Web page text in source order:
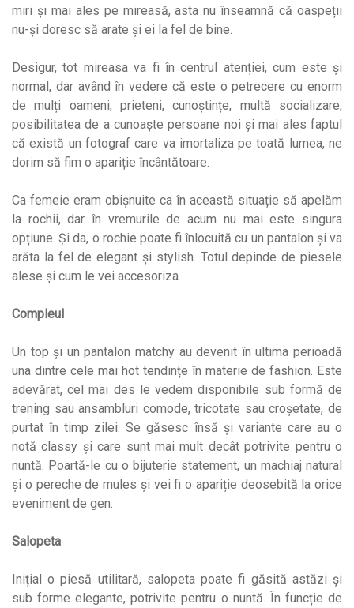
miri și mai ales pe mireasă, asta nu înseamnă că oaspeții
nu-și doresc să arate și ei la fel de bine.
Desigur, tot mireasa va fi în centrul atenției, cum este și
normal, dar având în vedere că este o petrecere cu enorm
de mulți oameni, prieteni, cunoștințe, multă socializare,
posibilitatea de a cunoaște persoane noi și mai ales faptul
că există un fotograf care va imortaliza pe toată lumea, ne
dorim să fim o apariție încântătoare.
Ca femeie eram obișnuite ca în această situație să apelăm
la rochii, dar în vremurile de acum nu mai este singura
opțiune. Și da, o rochie poate fi înlocuită cu un pantalon și va
arăta la fel de elegant și stylish. Totul depinde de piesele
alese și cum le vei accesoriza.
Compleul
Un top și un pantalon matchy au devenit în ultima perioadă
una dintre cele mai hot tendințe în materie de fashion. Este
adevărat, cel mai des le vedem disponibile sub formă de
trening sau ansambluri comode, tricotate sau croșetate, de
purtat în timp zilei. Se găsesc însă și variante care au o
notă classy și care sunt mai mult decât potrivite pentru o
nuntă. Poartă-le cu o bijuterie statement, un machiaj natural
și o pereche de mules și vei fi o apariție deosebită la orice
eveniment de gen.
Salopeta
Inițial o piesă utilitară, salopeta poate fi găsită astăzi și
sub forme elegante, potrivite pentru o nuntă. În funcție de